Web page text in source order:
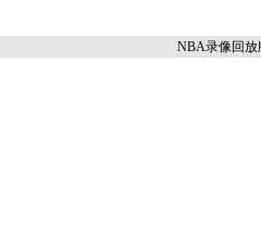
NBA录像回放